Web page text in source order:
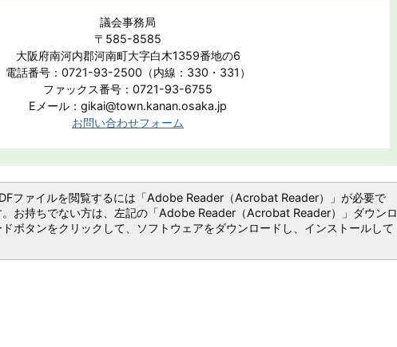
議会事務局
〒585-8585
大阪府南河内郡河南町大字白木1359番地の6
電話番号：0721-93-2500（内線：330・331）
ファックス番号：0721-93-6755
Eメール：gikai@town.kanan.osaka.jp
お問い合わせフォーム
ファイルを閲覧するには「Adobe Reader（Acrobat Reader）」が必要で
。お持ちでない方は、左記の「Adobe Reader（Acrobat Reader）」ダウンロ
ドボタンをクリックして、ソフトウェアをダウンロードし、インストールして